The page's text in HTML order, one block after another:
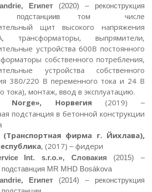
Египет (2020) – реконструкция
подстанциив том числе
щит высокого напряжения
трансформаторы, выпрямители,
устройства 600В постоянного
собственного потребления,
устройства собственного
380/220 В переменного тока и 24 В
тока), монтаж, ввод в эксплуатацию.
Norge», Норвегия (2019) –
подстанция в бетонной конструкции
(Транспортная фирма г. Йихлава),
, (2017) –фидери
Int. s.r.o.», Словакия (2015) –
подставнция MR MHD Bosákova
Египет (2014) – реконструкция